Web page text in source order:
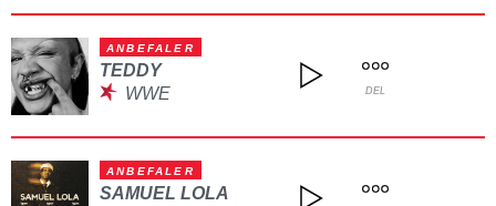
ANBEFALER
TEDDY
WWE
DEL
ANBEFALER
SAMUEL LOLA